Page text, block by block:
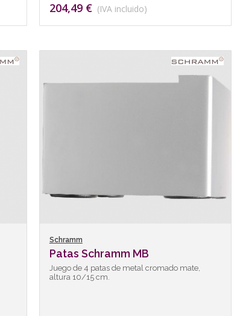
204,49 €(IVA incluido)
Schramm
Patas Schramm MB
Juego de 4 patas de metal cromado mate,
altura 10/15 cm.